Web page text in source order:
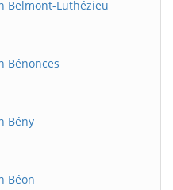
Belmont-Luthézieu
Bénonces
Bény
Béon